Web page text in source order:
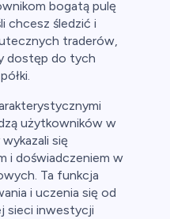
bogatą pulę
chcesz śledzić i
traderów,
dostęp do tych
użytkowników w
się
i doświadczeniem w
Ta funkcja
i uczenia się od
sieci inwestycji